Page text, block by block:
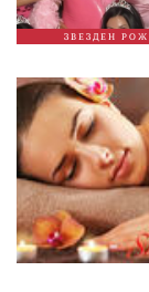
ЗВЕЗДЕН